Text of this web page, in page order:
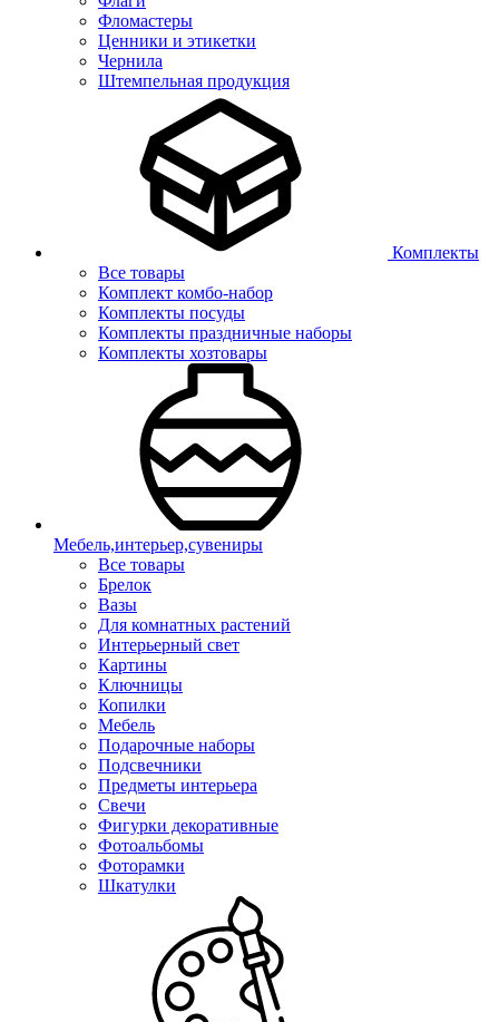
Фломастеры
Ценники и этикетки
Чернила
Штемпельная продукция
Комплекты
Все товары
Комплект комбо-набор
Комплекты посуды
Комплекты праздничные наборы
Комплекты хозтовары
Мебель,интерьер,сувениры
Все товары
Брелок
Вазы
Для комнатных растений
Интерьерный свет
Картины
Ключницы
Копилки
Мебель
Подарочные наборы
Подсвечники
Предметы интерьера
Свечи
Фигурки декоративные
Фотоальбомы
Фоторамки
Шкатулки